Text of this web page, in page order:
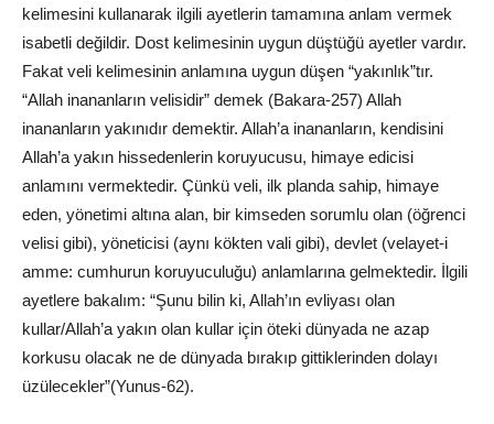
kelimesini kullanarak ilgili ayetlerin tamamına anlam vermek
isabetli değildir. Dost kelimesinin uygun düştüğü ayetler vardır.
Fakat veli kelimesinin anlamına uygun düşen “yakınlık”tır.
“Allah inananların velisidir” demek (Bakara-257) Allah
inananların yakınıdır demektir. Allah’a inananların, kendisini
Allah’a yakın hissedenlerin koruyucusu, himaye edicisi
anlamını vermektedir. Çünkü veli, ilk planda sahip, himaye
eden, yönetimi altına alan, bir kimseden sorumlu olan (öğrenci
velisi gibi), yöneticisi (aynı kökten vali gibi), devlet (velayet-i
amme: cumhurun koruyuculuğu) anlamlarına gelmektedir. İlgili
ayetlere bakalım: “Şunu bilin ki, Allah’ın evliyası olan
kullar/Allah’a yakın olan kullar için öteki dünyada ne azap
korkusu olacak ne de dünyada bırakıp gittiklerinden dolayı
üzülecekler”(Yunus-62).